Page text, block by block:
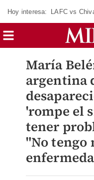
Hoy interesa: LAFC vs
María
argentina
'rompe el
tener
"No tengo